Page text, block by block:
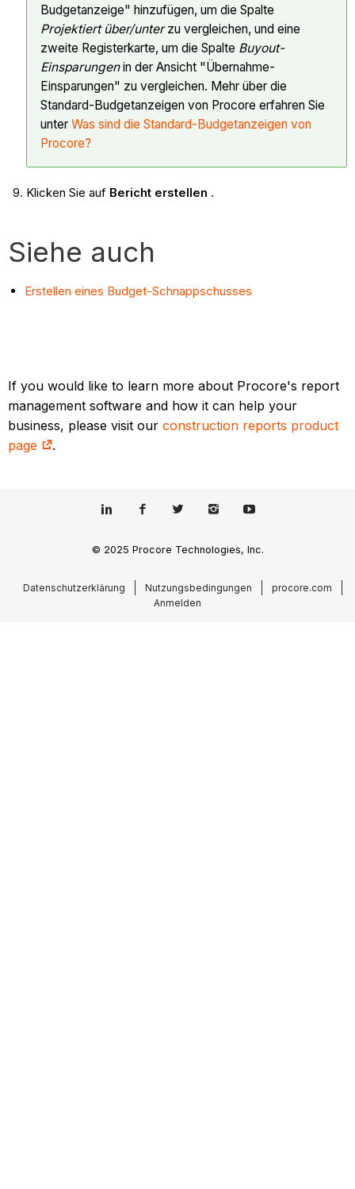
Budgetanzeige" hinzufügen, um die Spalte
Projektiert über/unterzu vergleichen, und eine
zweite Registerkarte, um die Spalte Buyout-
Einsparungenin der Ansicht "Übernahme-
Einsparungen" zu vergleichen. Mehr über die
Standard-Budgetanzeigen von Procore erfahren Sie
unter Was sind die Standard-Budgetanzeigen von
Procore?
Klicken Sie auf Bericht erstellen .
Siehe auch
Erstellen eines Budget-Schnappschusses
If you would like to learn more about Procore's report
management software and how it can help your
business, please visit ourconstruction reports product
page
.
© 2025 Procore Technologies, Inc.
Datenschutzerklärung Nutzungsbedingungen
procore.com
Anmelden